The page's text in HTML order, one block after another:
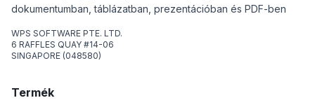
dokumentumban, táblázatban, prezentációban és PDF-ben
WPS SOFTWARE PTE. LTD.
6 RAFFLES QUAY #14-06
SINGAPORE (048580)
Termék